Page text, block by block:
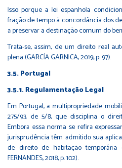
Isso porque a lei espanhola
fração de tempo à concordância dos
a preservar a destinação comum do
Trata-se, assim, de um direito real
plena (GARCÍA GARNICA, 2019, p. 97).
3.5. Portugal
3.5.1. Regulamentação Legal
Em Portugal, a multipropriedade
275/93, de 5/8, que disciplina o
Embora essa norma se refira
jurisprudência têm admitido sua
de direito de habitação temporária
FERNANDES, 2018, p. 102).